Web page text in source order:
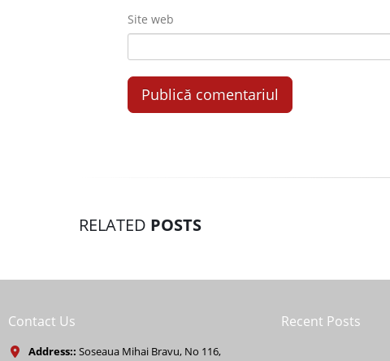
Site web
RELATED POSTS
Contact Us
Address:: Soseaua Mihai Bravu, No 116,
Recent Posts